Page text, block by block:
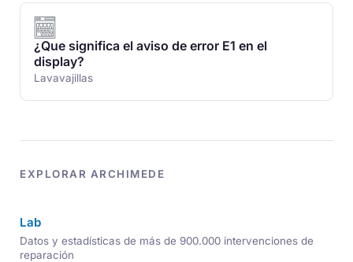
¿Que significa el aviso de error E1 en el
display?
Lavavajillas
EXPLORAR ARCHIMEDE
Lab
Datos y estadísticas de más de 900.000 intervenciones de
reparación